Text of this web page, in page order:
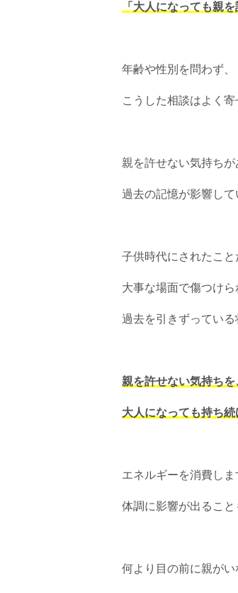
「大人になっても親を
年齢や性別を問わず、
こうした相談はよく寄
親を許せない気持ちが
過去の記憶が影響して
子供時代にされたこと
大事な場面で傷つけら
過去を引きずっている
親を許せない気持ちを
大人になっても持ち続
エネルギーを消費しま
体調に影響が出ること
何より目の前に親がい